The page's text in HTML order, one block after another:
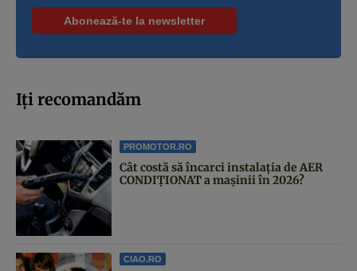
Iți recomandăm
PROMOTOR.RO
Cât costă să încarci instalația de AER
CONDIȚIONAT a mașinii în 2026?
CIAO.RO